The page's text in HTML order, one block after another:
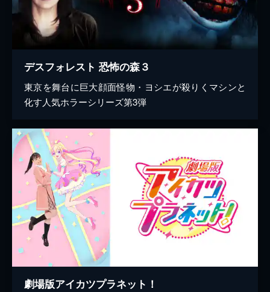
デスフォレスト 恐怖の森３
東京を舞台に巨大顔面怪物・ヨシエが殺りくマシンと
化す人気ホラーシリーズ第3弾
劇場版アイカツプラネット！